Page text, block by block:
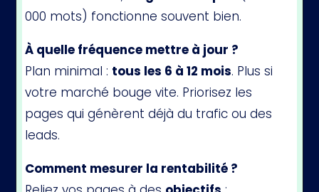
000 mots) fonctionne souvent bien.
À quelle fréquence mettre à jour ?
Plan minimal : tous les 6 à 12 mois. Plus si
votre marché bouge vite. Priorisez les
pages qui génèrent déjà du trafic ou des
leads.
Comment mesurer la rentabilité ?